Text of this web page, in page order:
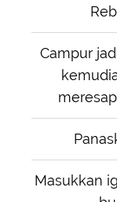
Campur
Masukkan